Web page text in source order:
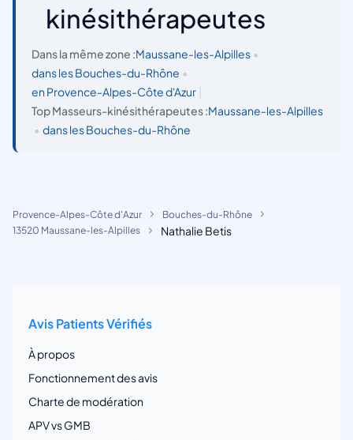
kinésithérapeutes
Dans la même zone :Maussane-les-Alpilles •
dans les Bouches-du-Rhône •
en Provence-Alpes-Côte d'Azur
Top Masseurs-kinésithérapeutes :Maussane-les-Alpilles
• dans les Bouches-du-Rhône
Provence-Alpes-Côte d'Azur
Bouches-du-Rhône
13520 Maussane-les-Alpilles
Nathalie Betis
Avis Patients Vérifiés
À propos
Fonctionnement des avis
Charte de modération
APV vs GMB